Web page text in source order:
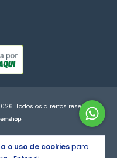
o uso de cookiespara
Todos os direitos reservados.